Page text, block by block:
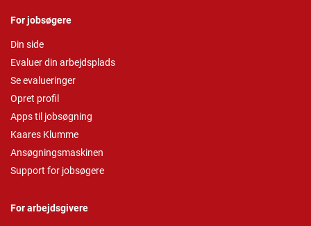
For jobsøgere
Din side
Evaluer din arbejdsplads
Se evalueringer
Opret profil
Apps til jobsøgning
Kaares Klumme
Ansøgningsmaskinen
Support for jobsøgere
For arbejdsgivere